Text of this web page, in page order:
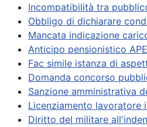
Incompatibilità tra
Obbligo di dichiarare
Mancata indicazione
Anticipo pensionistico
Fac simile istanza di
Domanda concorso
Sanzione amministrativa
Licenziamento
Diritto del militare